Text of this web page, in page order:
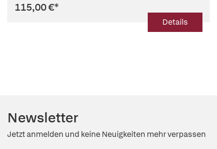
115,00 €*
Details
Newsletter
Jetzt anmelden und keine Neuigkeiten mehr verpassen